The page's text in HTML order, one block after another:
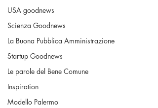
USA goodnews
Scienza Goodnews
La Buona Pubblica Amministrazione
Startup Goodnews
Le parole del Bene Comune
Inspiration
Modello Palermo